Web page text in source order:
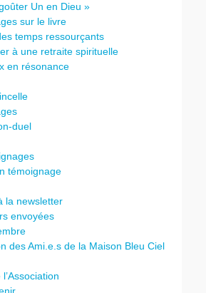
Un en Dieu »
sur le livre
temps ressourçants
à une retraite spirituelle
en résonance
duel
témoignage
la newsletter
envoyées
des Ami.e.s de la Maison Bleu Ciel